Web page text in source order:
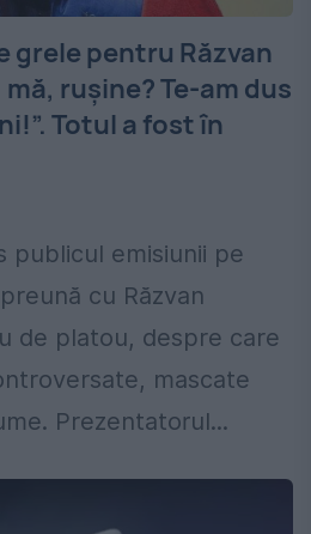
grele pentru Răzvan
rușine? Te-am dus
Totul a fost în
publicul emisiunii pe
cu Răzvan
de platou, despre care
mascate
Prezentatorul...